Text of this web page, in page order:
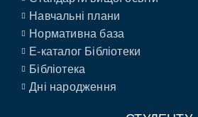
Навчальні плани
Нормативна база
E-каталог Бібліотеки
Бібліотека
Дні народження